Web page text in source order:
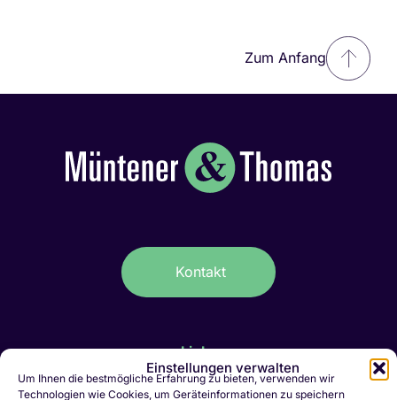
Einstellungen verwalten
Um Ihnen die bestmögliche Erfahrung zu bieten, verwenden wir
Technologien wie Cookies, um Geräteinformationen zu speichern
Zum Anfang
Kontakt
Links
IT-Stellen Graubünden & FL